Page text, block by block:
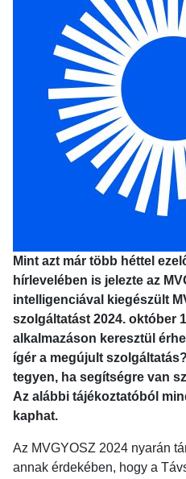
Mint azt már több héttel
hírlevelében is jelezte az
intelligenciával kiegészült
szolgáltatást 2024. október
alkalmazáson keresztül
ígér a megújult
tegyen, ha segítségre van
Az alábbi tájékoztatóból
kaphat.
Az MVGYOSZ 2024 nyarán
annak érdekében, hogy a